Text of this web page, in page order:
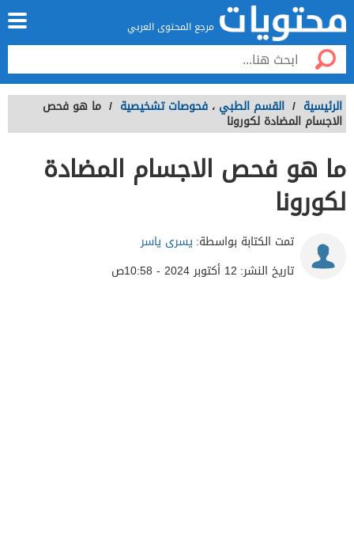
مرجع المحتوى العربي
الرئيسية / القسم الطبي ، فحوصات تشخيصية / ما هو فحص
الاجسام المضادة لكورونا
ما هو فحص الاجسام المضادة
لكورونا
تمت الكتابة بواسطة: يسرى ياسر
تاريخ النشر: 12 أكتوبر 2024 - 10:58ص